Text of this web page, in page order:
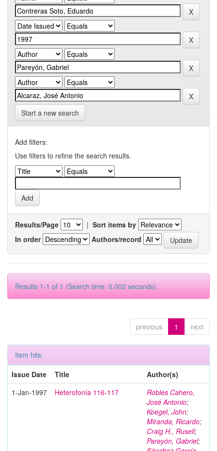
Start a new search
Add filters:
Use filters to refine the search results.
Results/Page | Sort items by
In order
Authors/record
Results 1-1 of 1 (Search time: 0.002 seconds).
previous 1 next
Item hits:
Issue Date
Title
Author(s)
1-Jan-1997
Heterofonía 116-117
Robles Cahero,
José Antonio;
Koegel, John;
Miranda, Ricardo;
Craig H., Rusell;
Pareyón, Gabriel;